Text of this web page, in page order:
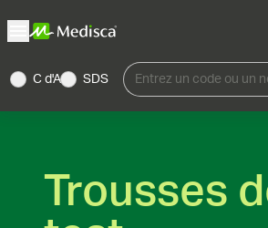
C d'A SDS Entrez un code ou un
Trousses